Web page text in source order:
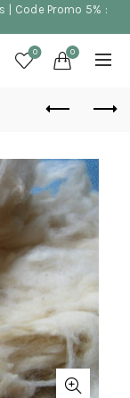
| Code Promo 5% :
0 0